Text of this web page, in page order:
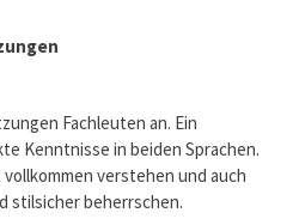
Fachleuten an. Ein
Kenntnisse in beiden Sprachen.
verstehen und auch
stilsicher beherrschen.